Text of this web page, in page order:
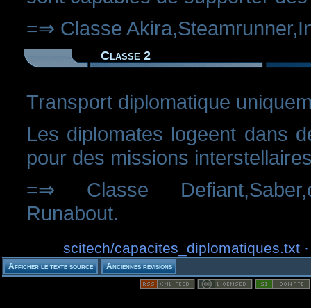
=⇒ Classe
Classe 2
Transport diplomatique
Les diplomates logeent dans
pour des missions
=⇒ Classe
Runabout.
scitech/capacites_diplomatiques.txt